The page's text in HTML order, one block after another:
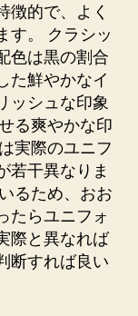
徴的で、よく
す。 クラシッ
色は黒の割合
た鮮やかなイ
ッシュな印象
る爽やかな印
実際のユニフ
若干異なりま
るため、おお
たらユニフォ
際と異なれば
断すれば良い